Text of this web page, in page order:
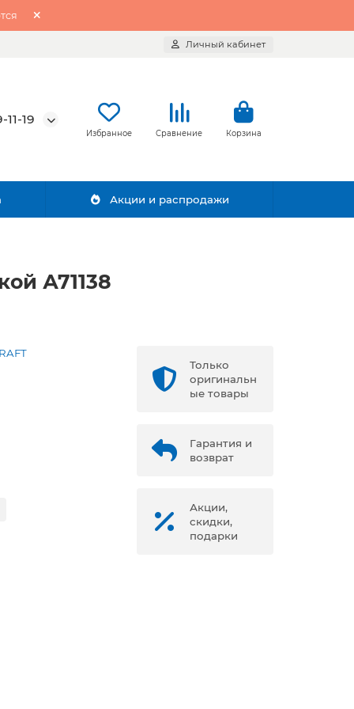
Личный кабинет
11-19
Избранное Сравнение Корзина
Акции и распродажи
А71138
Только
оригинальн
ые товары
Гарантия и
возврат
Акции,
скидки,
подарки